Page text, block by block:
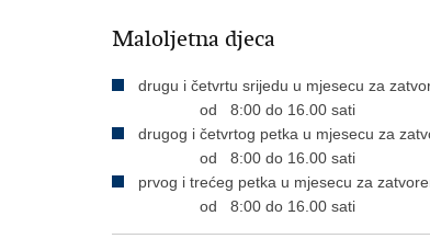
Maloljetna djeca
drugu i četvrtu srijedu u mjesecu za
od 8:00 do 16.00 sati
drugog i četvrtog petka u mjesecu za
od 8:00 do 16.00 sati
prvog i trećeg petka u mjesecu za
od 8:00 do 16.00 sati